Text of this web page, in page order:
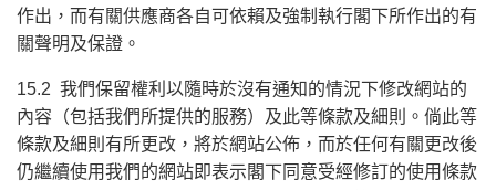
作出，而有關供應商各自可依賴及強制執行閣下所作出的有
關聲明及保證。
15.2 我們保留權利以隨時於沒有通知的情況下修改網站的
內容（包括我們所提供的服務）及此等條款及細則。倘此等
條款及細則有所更改，將於網站公佈，而於任何有關更改後
仍繼續使用我們的網站即表示閣下同意受經修訂的使用條款